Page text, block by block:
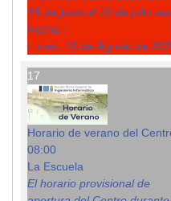
15 de junio al 10 de julio
Fecha :
Lunes, 10 de Agosto de
17
Horario de verano del
08:00
La Escuela
El horario provisional de